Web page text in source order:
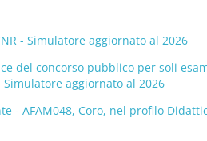
- Simulatore aggiornato al 2026
del concorso pubblico per soli
Simulatore aggiornato al 2026
- AFAM048, Coro, nel profilo